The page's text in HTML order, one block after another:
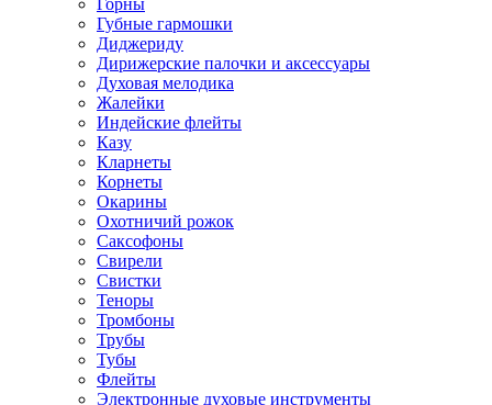
Горны
Губные гармошки
Диджериду
Дирижерские палочки и аксессуары
Духовая мелодика
Жалейки
Индейские флейты
Казу
Кларнеты
Корнеты
Окарины
Охотничий рожок
Саксофоны
Свирели
Свистки
Теноры
Тромбоны
Трубы
Тубы
Флейты
Электронные духовые инструменты